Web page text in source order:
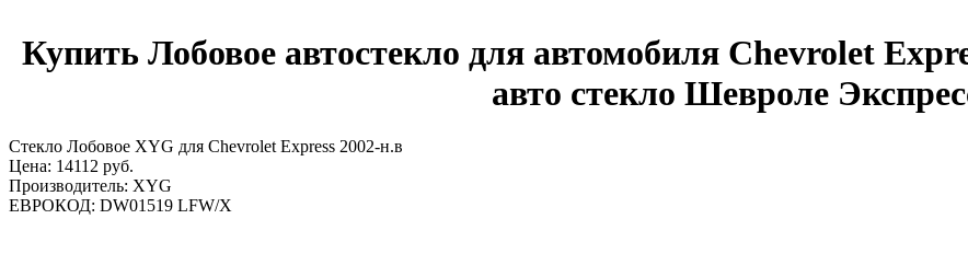
Купить Лобовое автостекло для автомобиля Chevrolet
авто стекло Шевроле
Стекло Лобовое XYG для Chevrolet Express 2002-н.в
Цена: 14112 руб.
Производитель: XYG
ЕВРОКОД: DW01519 LFW/X